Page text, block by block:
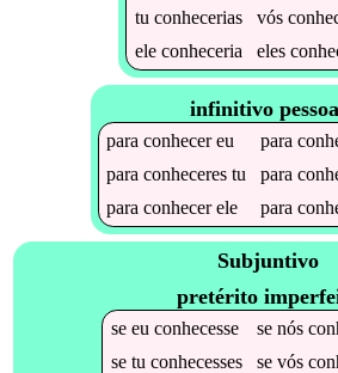
tu conhecerias vós
ele conheceria eles
infinitivo
paraconhecereu para
paraconheceres tu para
paraconhecerele para
Subjuntivo
pretérito
se eu conhecesse se nós
se tu conhecesses se vós